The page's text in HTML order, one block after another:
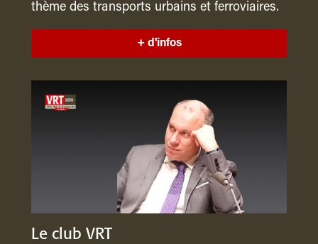
thème des transports urbains et ferroviaires.
+ d'infos
Le club VRT